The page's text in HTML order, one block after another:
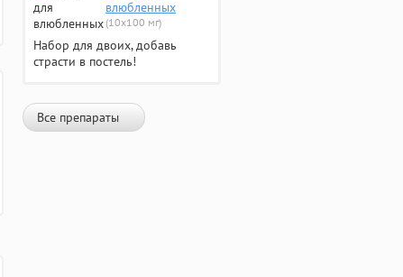
влюбленных
(10х100 мг)
Набор для двоих, добавь
страсти в постель!
Все препараты